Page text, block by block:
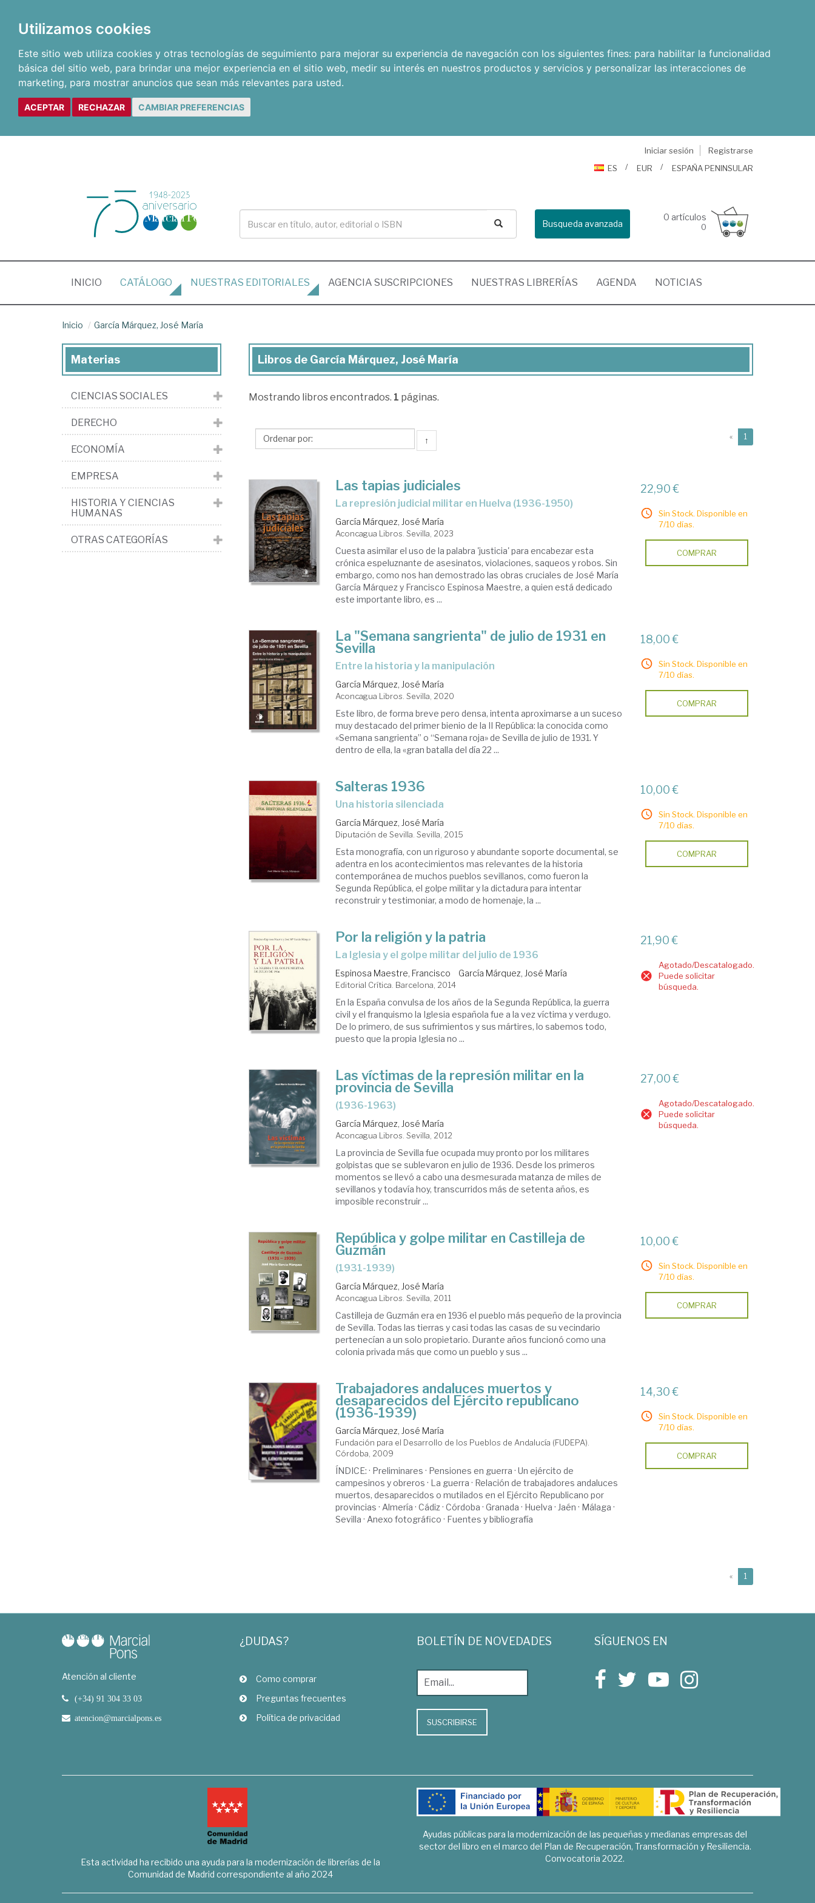
Utilizamos cookies
Este sitio web utiliza cookies y otras tecnologías de seguimiento para mejorar su experiencia de navegación con los siguientes fines: para habilitar la funcionalidad
básica del sitio web, para brindar una mejor experiencia en el sitio web, medir su interés en nuestros productos y servicios y personalizar las interacciones de
marketing, para mostrar anuncios que sean más relevantes para usted.
ACEPTAR RECHAZAR CAMBIAR PREFERENCIAS
Iniciar sesión
Registrarse
ES
EUR ESPAÑA PENINSULAR
Busqueda avanzada
0 artículos
0
INICIO (CURRENT)
CATÁLOGO NUESTRAS EDITORIALES AGENCIA SUSCRIPCIONES NUESTRAS LIBRERÍAS AGENDA NOTICIAS
Inicio García Márquez, José María
Libros
García
José
Libros de García Márquez, José María
Mostrando libros encontrados. 1 páginas.
↑ « 1
Las tapias judiciales
la represión judicial militar en Huelva (1936-1950)
García Márquez, José María
Aconcagua Libros. Sevilla, 2023
Cuesta asimilar el uso de la palabra 'justicia' para encabezar esta
crónica espeluznante de asesinatos, violaciones, saqueos y robos. Sin
embargo, como nos han demostrado las obras cruciales de José María
García Márquez y Francisco Espinosa Maestre, a quien está dedicado
este importante libro, es ...
22,90 €
Sin Stock. Disponible en
7/10 días.
COMPRAR
La "Semana sangrienta" de julio de 1931 en
Sevilla
entre la historia y la manipulación
García Márquez, José María
Aconcagua Libros. Sevilla, 2020
Este libro, de forma breve pero densa, intenta aproximarse a un suceso
muy destacado del primer bienio de la II República: la conocida como
«Semana sangrienta” o “Semana roja» de Sevilla de julio de 1931. Y
dentro de ella, la «gran batalla del día 22 ...
18,00 €
Sin Stock. Disponible en
7/10 días.
COMPRAR
Salteras 1936
una historia silenciada
García Márquez, José María
Diputación de Sevilla. Sevilla, 2015
Esta monografía, con un riguroso y abundante soporte documental, se
adentra en los acontecimientos mas relevantes de la historia
contemporánea de muchos pueblos sevillanos, como fueron la
Segunda República, el golpe militar y la dictadura para intentar
reconstruir y testimoniar, a modo de homenaje, la ...
10,00 €
Sin Stock. Disponible en
7/10 días.
COMPRAR
Por la religión y la patria
la Iglesia y el golpe militar del julio de 1936
Espinosa Maestre, Francisco García Márquez, José María
Editorial Crítica. Barcelona, 2014
En la España convulsa de los años de la Segunda República, la guerra
civil y el franquismo la Iglesia española fue a la vez víctima y verdugo.
De lo primero, de sus sufrimientos y sus mártires, lo sabemos todo,
puesto que la propia Iglesia no ...
21,90 €
Agotado/Descatalogado.
Puede solicitar
búsqueda.
Las víctimas de la represión militar en la
provincia de Sevilla
(1936-1963)
García Márquez, José María
Aconcagua Libros. Sevilla, 2012
La provincia de Sevilla fue ocupada muy pronto por los militares
golpistas que se sublevaron en julio de 1936. Desde los primeros
momentos se llevó a cabo una desmesurada matanza de miles de
sevillanos y todavía hoy, transcurridos más de setenta años, es
imposible reconstruir ...
27,00 €
Agotado/Descatalogado.
Puede solicitar
búsqueda.
República y golpe militar en Castilleja de
Guzmán
(1931-1939)
García Márquez, José María
Aconcagua Libros. Sevilla, 2011
Castilleja de Guzmán era en 1936 el pueblo más pequeño de la provincia
de Sevilla. Todas las tierras y casi todas las casas de su vecindario
pertenecían a un solo propietario. Durante años funcionó como una
colonia privada más que como un pueblo y sus ...
10,00 €
Sin Stock. Disponible en
7/10 días.
COMPRAR
Trabajadores andaluces muertos y
desaparecidos del Ejército republicano
(1936-1939)
García Márquez, José María
Fundación para el Desarrollo de los Pueblos de Andalucía (FUDEPA).
Córdoba, 2009
ÍNDICE: · Preliminares · Pensiones en guerra · Un ejército de
campesinos y obreros · La guerra · Relación de trabajadores andaluces
muertos, desaparecidos o mutilados en el Ejército Republicano por
provincias · Almería · Cádiz · Córdoba · Granada · Huelva · Jaén · Málaga ·
Sevilla · Anexo fotográfico · Fuentes y bibliografía
14,30 €
Sin Stock. Disponible en
7/10 días.
COMPRAR
« 1
Materias
CIENCIAS SOCIALES
DERECHO
ECONOMÍA
EMPRESA
HISTORIA Y CIENCIAS
HUMANAS
OTRAS CATEGORÍAS
Atención al cliente
(+34) 91 304 33 03
atencion@marcialpons.es
¿DUDAS?
Como comprar
Preguntas frecuentes
Política de privacidad
BOLETÍN DE NOVEDADES
SUSCRIBIRSE
SÍGUENOS EN
Esta actividad ha recibido una ayuda para la modernización de librerías de la
Comunidad de Madrid correspondiente al año 2024
Ayudas públicas para la modernización de las pequeñas y medianas empresas del
sector del libro en el marco del Plan de Recuperación, Transformación y Resiliencia.
Convocatoria 2022.